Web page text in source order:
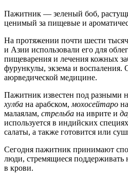
Пажитник — зеленый боб,
ценимый за пищевые и
На протяжении почти шести
и Азии использовали его для
пищеварения и лечения кожных
фурункулы, экзема и воспаления.
аюрведической медицине.
Пажитник известен под разными
хулба на арабском, мохосейтаро
малаялам, стрельба на иврите и
используется в индийских
салаты, а также готовится или
Сегодня пажитник принимают
люди, стремящиеся
в крови.